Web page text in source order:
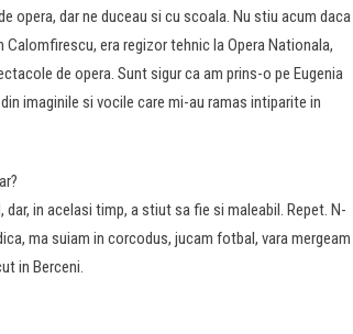
opera, dar ne duceau si cu scoala. Nu stiu acum daca
era regizor tehnic la Opera Nationala,
de opera. Sunt sigur ca am prins-o pe Eugenia
imaginile si vocile care mi-au ramas intiparite in
in acelasi timp, a stiut sa fie si maleabil. Repet. N-
ma suiam in corcodus, jucam fotbal, vara mergeam
in Berceni.